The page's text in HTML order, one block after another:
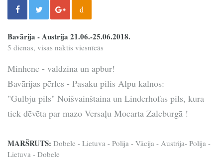
d
Bavārija - Austrija 21.06.-25.06.2018.
5 dienas, visas naktis viesnīcās
Minhene - valdzina un apbur!
Bavārijas pērles - Pasaku pilis Alpu kalnos:
"Gulbju pils" Noišvainštaina un Linderhofas pils, kura
tiek dēvēta par mazo Versaļu Mocarta Zalcburgā !
MARŠRUTS: Dobele - Lietuva - Polija - Vācija - Austrija- Polija -
Lietuva - Dobele